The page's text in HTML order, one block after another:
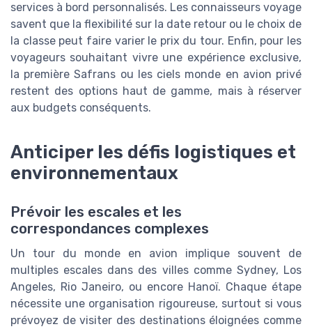
services à bord personnalisés. Les connaisseurs voyage
savent que la flexibilité sur la date retour ou le choix de
la classe peut faire varier le prix du tour. Enfin, pour les
voyageurs souhaitant vivre une expérience exclusive,
la première Safrans ou les ciels monde en avion privé
restent des options haut de gamme, mais à réserver
aux budgets conséquents.
Anticiper les défis logistiques et
environnementaux
Prévoir les escales et les
correspondances complexes
Un tour du monde en avion implique souvent de
multiples escales dans des villes comme Sydney, Los
Angeles, Rio Janeiro, ou encore Hanoï. Chaque étape
nécessite une organisation rigoureuse, surtout si vous
prévoyez de visiter des destinations éloignées comme